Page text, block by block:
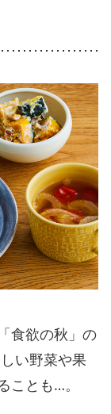
食欲の秋」の
い野菜や果
ことも…。